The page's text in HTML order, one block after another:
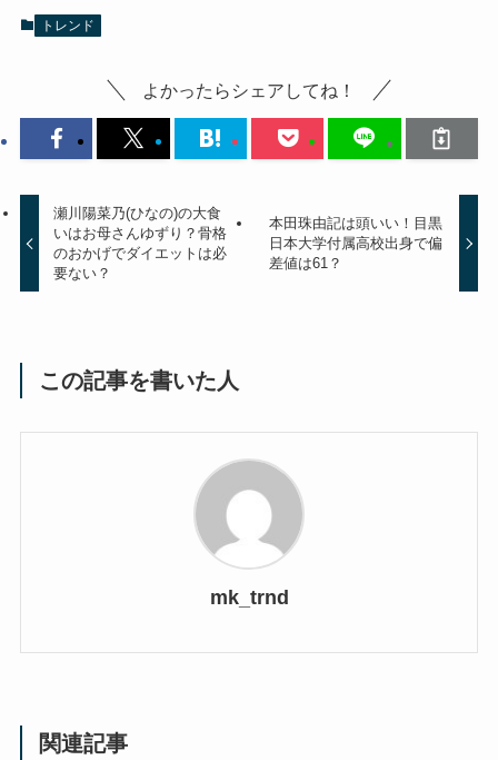
トレンド
よかったらシェアしてね！
瀬川陽菜乃(ひなの)の大食
いはお母さんゆずり？骨格
のおかげでダイエットは必
要ない？
本田珠由記は頭いい！目黒
日本大学付属高校出身で偏
差値は61？
この記事を書いた人
mk_trnd
関連記事